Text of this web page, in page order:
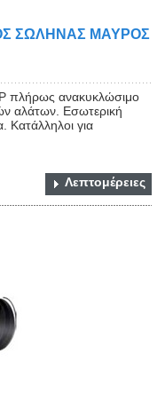
ΣΩΛΗΝΑΣ ΜΑΥΡΟΣ
πλήρως ανακυκλώσιμο
αλάτων. Εσωτερική
Κατάλληλοι για
Λεπτομέρειες